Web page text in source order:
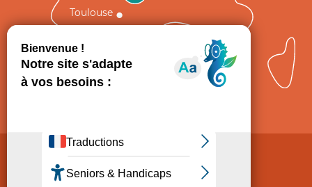
Toulouse
Politique de Protection des données
Consentement